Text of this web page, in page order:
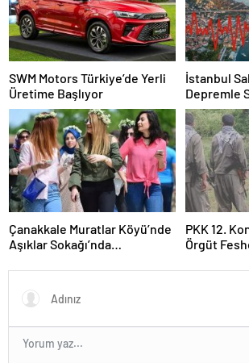
SWM Motors Türkiye’de Yerli
Üretime Başlıyor
İstanbul
Depremle
Çanakkale Muratlar Köyü’nde
Aşıklar Sokağı’nda
Eş Arayışı Renkli Görüntülere
Sahne Oldu
PKK 12.
Örgüt